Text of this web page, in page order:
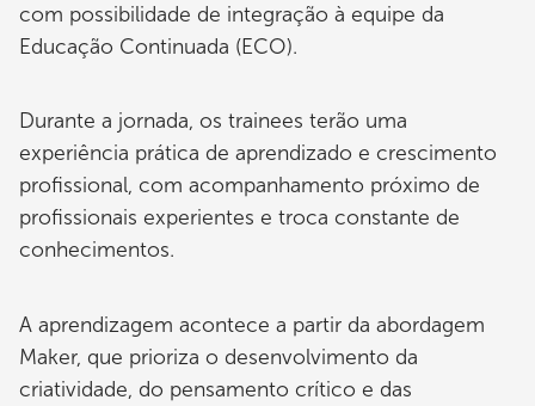
com possibilidade de integração à equipe da
Educação Continuada (ECO).
Durante a jornada, os trainees terão uma
experiência prática de aprendizado e crescimento
profissional, com acompanhamento próximo de
profissionais experientes e troca constante de
conhecimentos.
A aprendizagem acontece a partir da abordagem
Maker, que prioriza o desenvolvimento da
criatividade, do pensamento crítico e das